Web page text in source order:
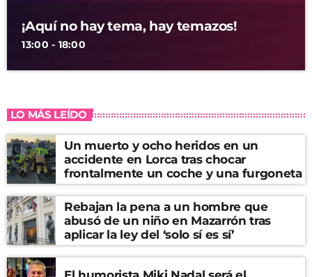
¡Aquí no hay tema, hay temazos!
13:00 - 18:00
LO MÁS LEÍDO
Un muerto y ocho heridos en un
accidente en Lorca tras chocar
frontalmente un coche y una furgoneta
Rebajan la pena a un hombre que
abusó de un niño en Mazarrón tras
aplicar la ley del ‘solo sí es sí’